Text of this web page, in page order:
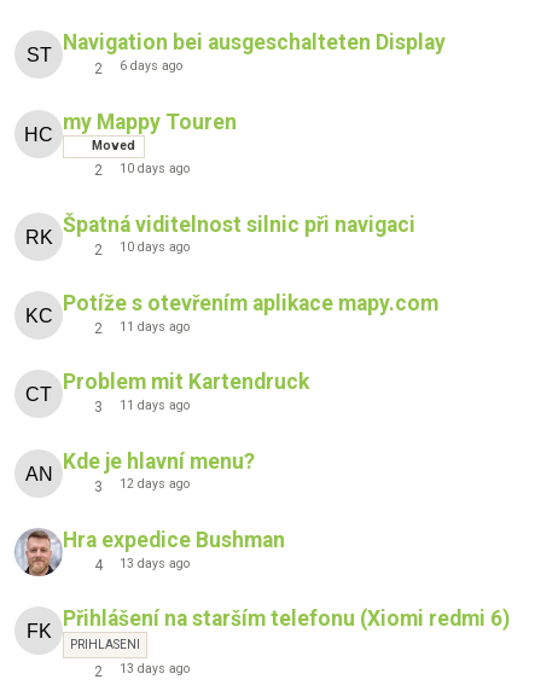
Navigation bei ausgeschalteten Display
2 6 days ago
my Mappy Touren
Moved
2 10 days ago
Špatná viditelnost silnic při navigaci
2 10 days ago
Potíže s otevřením aplikace mapy.com
2 11 days ago
Problem mit Kartendruck
3 11 days ago
Kde je hlavní menu?
3 12 days ago
Hra expedice Bushman
4 13 days ago
Přihlášení na starším telefonu (Xiomi redmi 6)
PRIHLASENI
2 13 days ago